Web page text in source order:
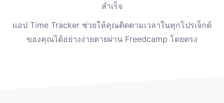
สำเร็จ
แอป Time Tracker ช่วยให้คุณติดตามเวลาในทุกโปรเจ็กต์
ของคุณได้อย่างง่ายดายผ่าน Freedcamp โดยตรง